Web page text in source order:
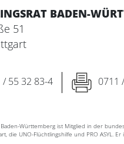
BADEN-
51
/ 55 32 83-4 0711
Württemberg ist Mitglied in der
die UNO-Flüchtlingshilfe und PRO ASYL.